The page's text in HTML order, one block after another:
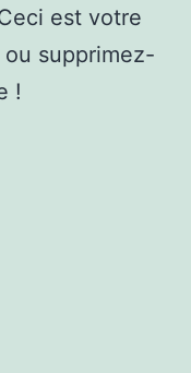
est votre
supprimez-
!